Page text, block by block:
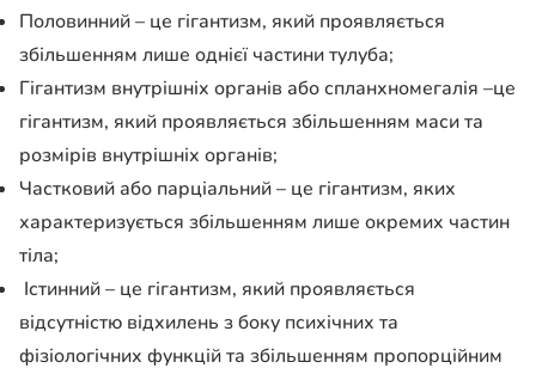
Половинний – це гігантизм, який проявляється
збільшенням лише однієї частини тулуба;
Гігантизм внутрішніх органів або спланхномегалія –це
гігантизм, який проявляється збільшенням маси та
розмірів внутрішніх органів;
Частковий або парціальний – це гігантизм, яких
характеризується збільшенням лише окремих частин
тіла;
Істинний – це гігантизм, який проявляється
відсутністю відхилень з боку психічних та
фізіологічних функцій та збільшенням пропорційним